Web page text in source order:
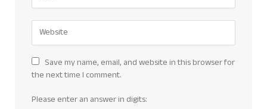
Save my name, email, and website in this browser for
the next time I comment.
Please enter an answer in digits: